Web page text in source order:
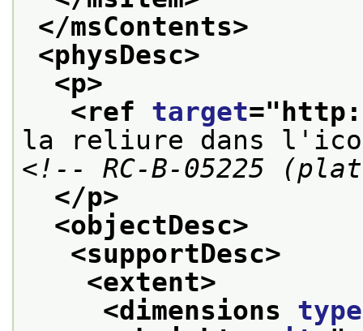
</msContents>
<physDesc>
<p>
<ref target="
la reliure dans
<!-- RC-B-05225
</p>
<objectDesc>
<supportDesc>
<extent>
<dimensions type